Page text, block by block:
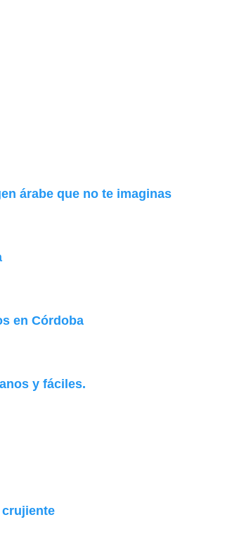
árabe que no te imaginas
en Córdoba
y fáciles.
crujiente